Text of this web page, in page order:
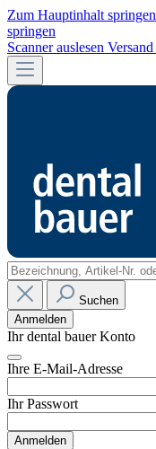
Zum Hauptinhalt springen
springen
Scanner auslesen Versand
Suchen
Anmelden
Ihr dental bauer Konto
Ihre E-Mail-Adresse
Ihr Passwort
Anmelden